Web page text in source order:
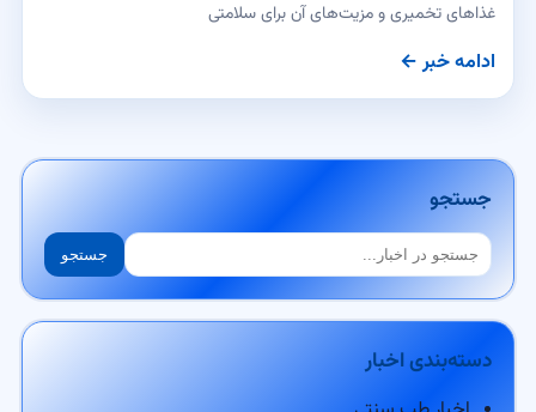
غذاهای تخمیری و مزیت‌های آن برای سلامتی
ادامه خبر ←
جستجو
جستجو جستجو
دسته‌بندی اخبار